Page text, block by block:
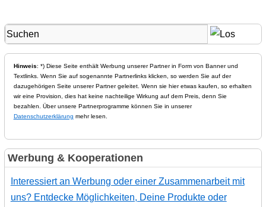
Hinweis: *) Diese Seite enthält Werbung unserer Partner in Form von Banner und
Textlinks. Wenn Sie auf sogenannte Partnerlinks klicken, so werden Sie auf der
dazugehörigen Seite unserer Partner geleitet. Wenn sie hier etwas kaufen, so erhalten
wir eine Provision, dies hat keine nachteilige Wirkung auf dem Preis, denn Sie
bezahlen. Über unsere Partnerprogramme können Sie in unserer
Datenschutzerklärung mehr lesen.
Werbung & Kooperationen
Interessiert an Werbung oder einer Zusammenarbeit mit
uns? Entdecke Möglichkeiten, Deine Produkte oder